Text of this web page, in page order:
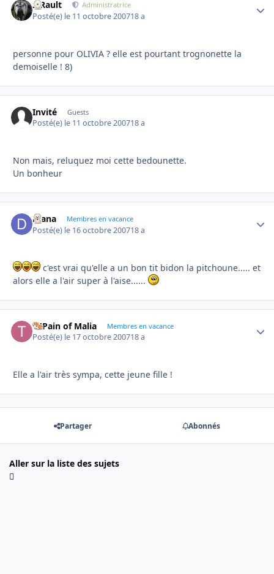
S.Rault Administratrice
Posté(e) le 11 octobre 200718 a
personne pour OLIVIA ? elle est pourtant trognonette la
demoiselle ! 8)
Invité Guests
Posté(e) le 11 octobre 200718 a
Non mais, reluquez moi cette bedounette.
Un bonheur
Diana Membres en vacance
Posté(e) le 16 octobre 200718 a
c'est vrai qu'elle a un bon tit bidon la pitchoune..... et
alors elle a l'air super à l'aise......
Ti'Pain of Malia Membres en vacance
Posté(e) le 17 octobre 200718 a
Elle a l'air très sympa, cette jeune fille !
Partager Abonnés
Aller sur la liste des sujets